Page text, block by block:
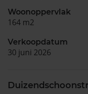
Woonoppervlak
164 m2
Verkoopdatum
30 juni 2026